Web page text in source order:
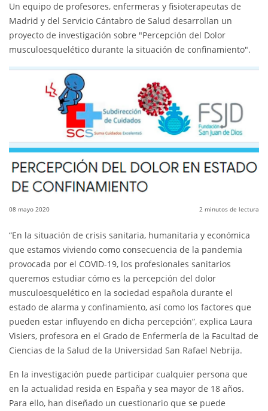
Un equipo de profesores, enfermeras y fisioterapeutas de
Madrid y del Servicio Cántabro de Salud desarrollan un
proyecto de investigación sobre "Percepción del Dolor
musculoesquelético durante la situación de confinamiento".
08 mayo 2020 2 minutos de lectura
“En la situación de crisis sanitaria, humanitaria y económica
que estamos viviendo como consecuencia de la pandemia
provocada por el COVID-19, los profesionales sanitarios
queremos estudiar cómo es la percepción del dolor
musculoesquelético en la sociedad española durante el
estado de alarma y confinamiento, así como los factores que
pueden estar influyendo en dicha percepción”, explica Laura
Visiers, profesora en el Grado de Enfermería de la Facultad de
Ciencias de la Salud de la Universidad San Rafael Nebrija.
En la investigación puede participar cualquier persona que
en la actualidad resida en España y sea mayor de 18 años.
Para ello, han diseñado un cuestionario que se puede